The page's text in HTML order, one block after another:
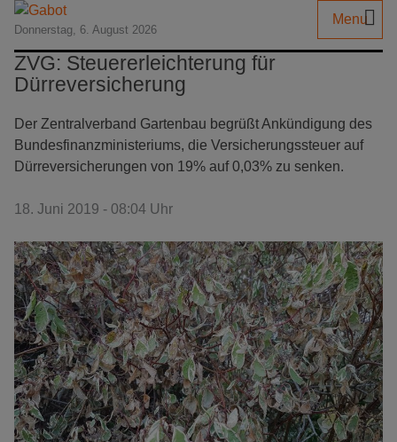
Donnerstag, 6. August 2026
Menu
ZVG: Steuererleichterung für
Dürreversicherung
Der Zentralverband Gartenbau begrüßt Ankündigung des
Bundesfinanzministeriums, die Versicherungssteuer auf
Dürreversicherungen von 19% auf 0,03% zu senken.
18. Juni 2019 - 08:04 Uhr